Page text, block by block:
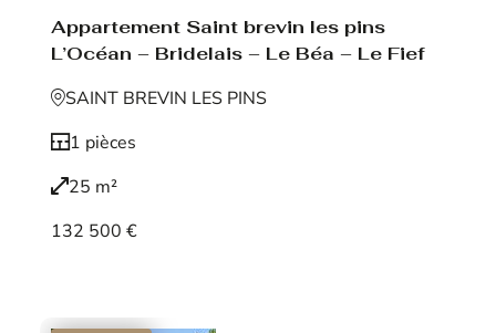
Appartement Saint brevin les pins
L’Océan – Bridelais – Le Béa – Le Fief
SAINT BREVIN LES PINS
1 pièces
25 m²
132 500 €